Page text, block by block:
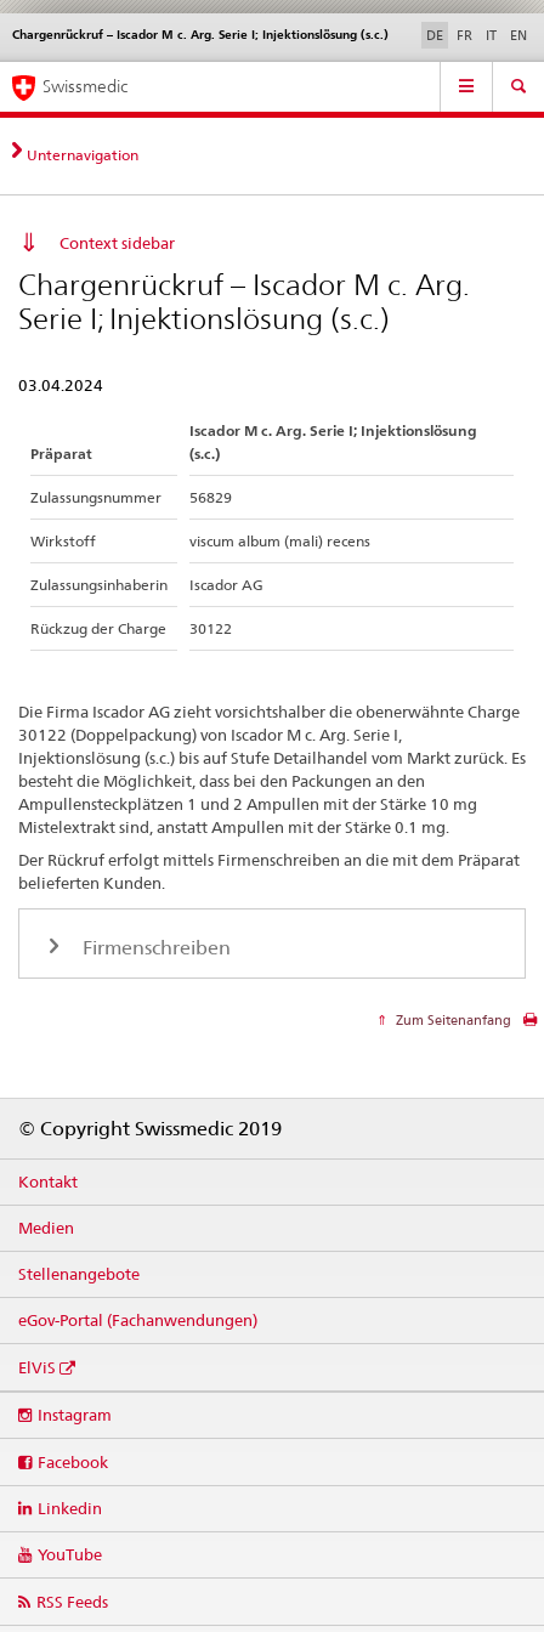
Direktnavigation
News,
Rechtsgrundlagen,
Kontakt
News & Updates Kontakt | Support & Hilfe
Chargenrückruf – Iscador M c. Arg. Serie I; Injektionslösung (s.c.)
Sprachwahl DE FR IT EN
Service
Hauptnavigation
Swissmedic
Unternavigation
Context sidebar
Chargenrückruf – Iscador M c. Arg.
Serie I; Injektionslösung (s.c.)
03.04.2024
Präparat
Iscador M c. Arg. Serie I; Injektionslösung
(s.c.)
Zulassungsnummer 56829
Wirkstoff viscum album (mali) recens
Zulassungsinhaberin Iscador AG
Rückzug der Charge 30122
Die Firma Iscador AG zieht vorsichtshalber die obenerwähnte Charge
30122 (Doppelpackung) von Iscador M c. Arg. Serie I,
Injektionslösung (s.c.) bis auf Stufe Detailhandel vom Markt zurück. Es
besteht die Möglichkeit, dass bei den Packungen an den
Ampullensteckplätzen 1 und 2 Ampullen mit der Stärke 10 mg
Mistelextrakt sind, anstatt Ampullen mit der Stärke 0.1 mg.
Der Rückruf erfolgt mittels Firmenschreiben an die mit dem Präparat
belieferten Kunden.
Firmenschreiben
Zum Seitenanfang
© Copyright Swissmedic 2019
Kontakt
Medien
Stellenangebote
eGov-Portal (Fachanwendungen)
ElViS
media
Instagram
Facebook
Linkedin
YouTube
RSS Feeds